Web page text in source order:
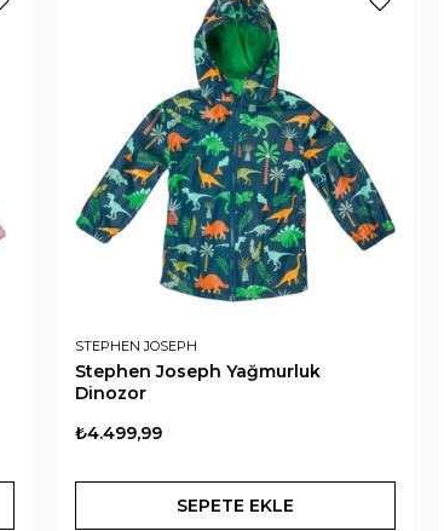
STEPHEN JOSEPH
Stephen Joseph Yağmurluk
Dinozor
₺4.499,99
SEPETE EKLE